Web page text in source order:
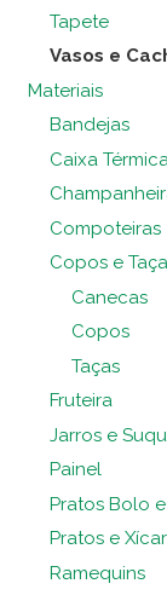
Tapete
Vasos e
Materiais
Bandejas
Caixa
Compoteiras
Copos e
Canecas
Copos
Taças
Fruteira
Jarros e
Painel
Pratos Bolo
Pratos e
Ramequins